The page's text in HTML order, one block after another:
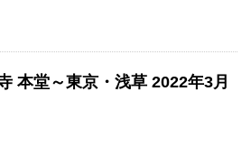
本堂～東京・浅草 2022年3月